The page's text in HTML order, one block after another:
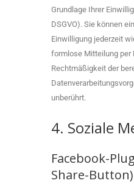
Grundlage Ihrer
DSGVO). Sie können
Einwilligung jederzeit
formlose Mitteilung per
Rechtmäßigkeit der
unberührt.
4. Soziale
Facebook-
Share-Button)